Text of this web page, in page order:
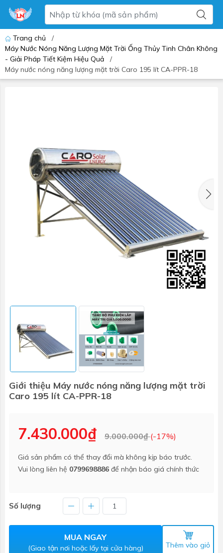
Trang chủ
/
Máy Nước Nóng Năng Lượng Mặt Trời Ống Thủy Tinh Chân Không
- Giải Pháp Tiết Kiệm Hiệu Quả
/
Máy nước nóng năng lượng mặt trời Caro 195 lít CA-PPR-18
Giới thiệu Máy nước nóng năng lượng mặt trời
Caro 195 lít CA-PPR-18
7.430.000₫ 9.000.000₫(-17%)
Giá sản phẩm có thể thay đổi mà không kịp báo trước.
Vui lòng liên hệ 0799698886 để nhận báo giá chính thức
Số lượng
MUA NGAY
(Giao tận nơi hoặc lấy tại cửa hàng) Thêm vào giỏ